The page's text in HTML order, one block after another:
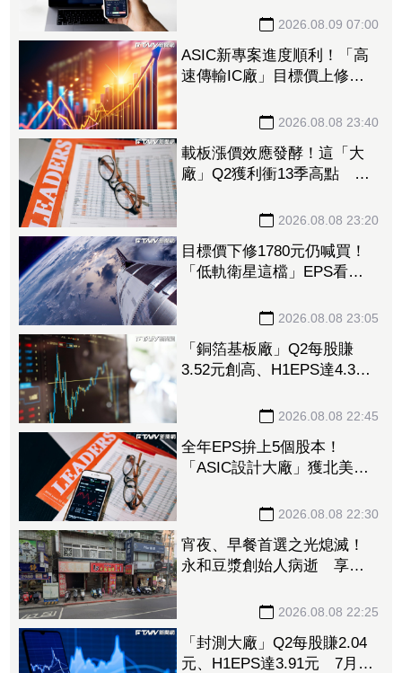
張反1登買超王2026.08.09 07:00
ASIC新專案進度順利！「高
速傳輸IC廠」目標價上修至
2026.08.08 23:40
載板漲價效應發酵！這「大
廠」Q2獲利衝13季高點 再
2026.08.08 23:20
目標價下修1780元仍喊買！
「低軌衛星這檔」EPS看至
2026.08.08 23:05
「銅箔基板廠」Q2每股賺
3.52元創高、H1EPS達4.39
2026.08.08 22:45
全年EPS拚上5個股本！
「ASIC設計大廠」獲北美
2026.08.08 22:30
宵夜、早餐首選之光熄滅！
永和豆漿創始人病逝 享壽
2026.08.08 22:25
「封測大廠」Q2每股賺2.04
元、H1EPS達3.91元 7月營